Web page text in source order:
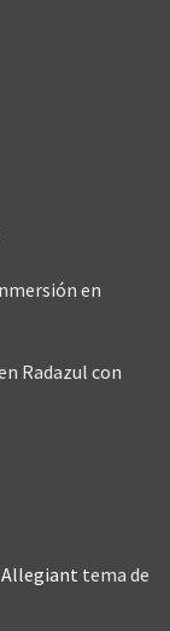
Allegiant tema de